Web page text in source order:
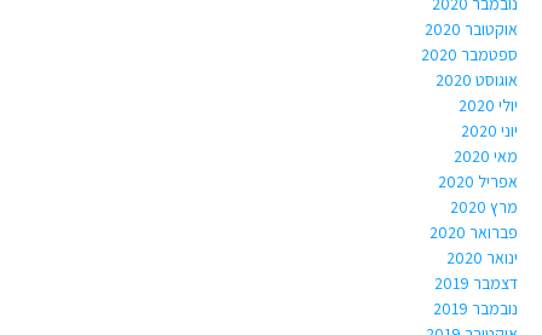
אוקטובר 2020
ספטמבר 2020
אוגוסט 2020
יולי 2020
יוני 2020
מאי 2020
אפריל 2020
מרץ 2020
פברואר 2020
ינואר 2020
דצמבר 2019
נובמבר 2019